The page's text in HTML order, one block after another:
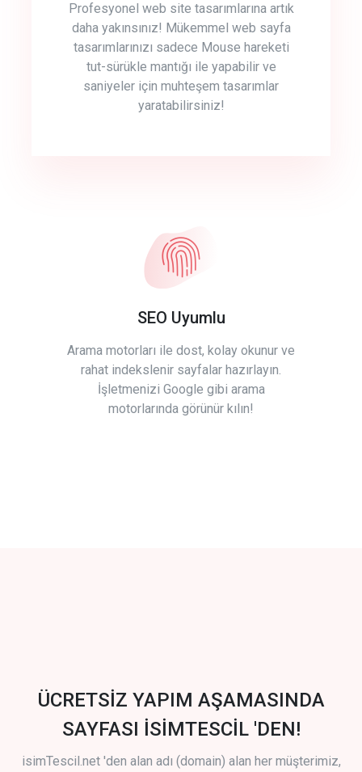
Profesyonel web site tasarımlarına artık
daha yakınsınız! Mükemmel web sayfa
tasarımlarınızı sadece Mouse hareketi
tut-sürükle mantığı ile yapabilir ve
saniyeler için muhteşem tasarımlar
yaratabilirsiniz!
SEO Uyumlu
Arama motorları ile dost, kolay okunur ve
rahat indekslenir sayfalar hazırlayın.
İşletmenizi Google gibi arama
motorlarında görünür kılın!
ÜCRETSİZ YAPIM AŞAMASINDA
SAYFASI İSİMTESCİL 'DEN!
isimTescil.net 'den alan adı (domain) alan her müşterimiz,